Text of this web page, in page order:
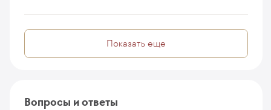
Показать еще
Вопросы и ответы